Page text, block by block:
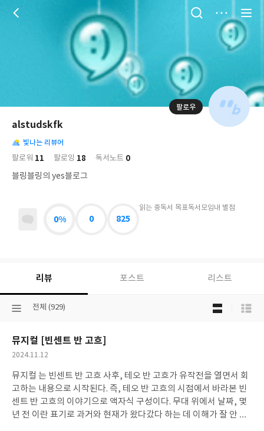
팔로우
alstudskfk
님
의
사
락
빛나는 리뷰어
팔로워 11 팔로잉 18 독서노트 0
블링블링의 yes블로그
읽는 중독서 목표
0%
독서모임
0
내 별점
825
리뷰 포스트 리스트
선
분
류
전체 (929)
뮤지컬 [빈센트 반 고흐]
작
일
2024.11.12
뮤지컬 는 빈센트 반 고흐 사후, 테오 반 고흐가 유작전을 열면서 회
고하는 내용으로 시작된다. 즉, 테오 반 고흐의 시점에서 바라본 빈
센트 반 고흐의 이야기으로 액자식 구성이다. 무대 위에서 날짜, 몇
년 전 이란 표기로 과거와 현재가 왔다갔다 하는 데 이해가 잘 안 될